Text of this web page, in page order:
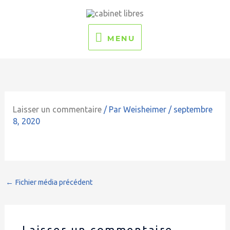
MENU
MENU
Laisser un commentaire / Par Weisheimer / septembre
8, 2020
← Fichier média précédent